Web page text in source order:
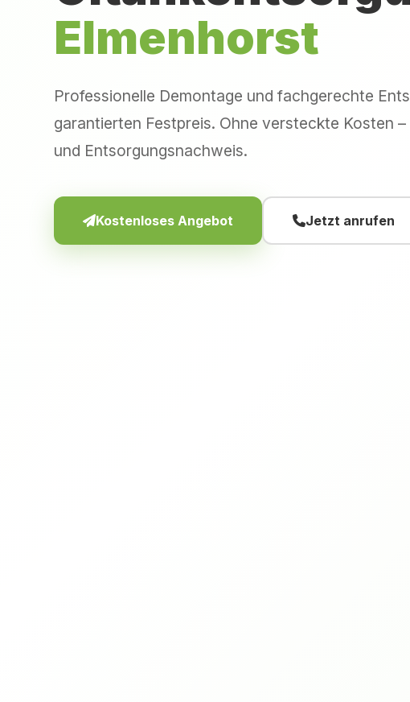
Elmenhorst
Professionelle Demontage und fachgerechte
garantierten Festpreis. Ohne versteckte Kosten
und Entsorgungsnachweis.
Kostenloses Angebot Jetzt anrufen